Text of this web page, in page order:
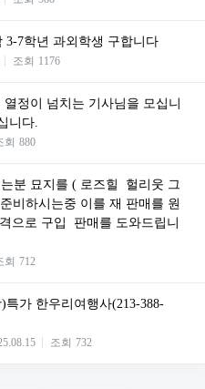
3-7학년 과외학생 구합니다
조회 1176
정이 넘치는 기사님을 모십니
니다.
회 880
분 묘지를 ( 로즈힐 헐리웃 그
비하시는중 이를 재 판매를 원
으로 구입 판매를 도와드립니
회 712
가 한우리여행사(213-388-
조회 732